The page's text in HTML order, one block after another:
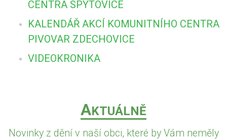
CENTRA SPYTOVICE
KALENDÁŘ AKCÍ KOMUNITNÍHO CENTRA
PIVOVAR ZDECHOVICE
VIDEOKRONIKA
AKTUÁLNĚ
Novinky z dění v naší obci, které by Vám neměly